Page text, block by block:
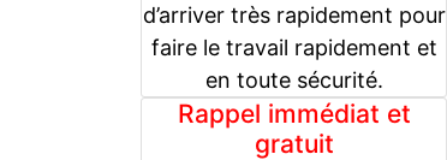
d’arriver très rapidement pour
faire le travail rapidement et
en toute sécurité.
Rappel immédiat et
gratuit